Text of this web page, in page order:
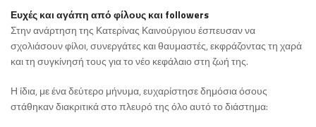
Ευχές και αγάπη από φίλους και followers
Στην ανάρτηση της Κατερίνας Καινούργιου έσπευσαν να
σχολιάσουν φίλοι, συνεργάτες και θαυμαστές, εκφράζοντας τη χαρά
και τη συγκίνησή τους για το νέο κεφάλαιο στη ζωή της.
Η ίδια, με ένα δεύτερο μήνυμα, ευχαρίστησε δημόσια όσους
στάθηκαν διακριτικά στο πλευρό της όλο αυτό το διάστημα: